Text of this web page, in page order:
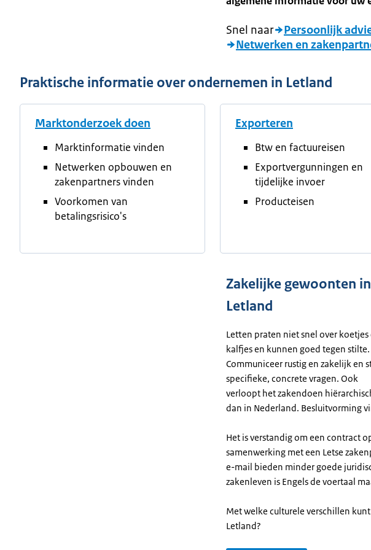
Snel naar
Persoonlijk
Netwerken en
Praktische informatie over ondernemen in Letland
Marktonderzoek doen
Marktinformatie vinden
Netwerken opbouwen en
zakenpartners vinden
Voorkomen van
betalingsrisico's
Exporteren
Btw en factuureisen
Exportvergunningen en
tijdelijke invoer
Producteisen
Zakelijke gewoonten in
Letland
Letten praten niet snel over koetjes
kalfjes en kunnen goed tegen stilte.
Communiceer rustig en zakelijk en
specifieke, concrete vragen. Ook
verloopt het zakendoen
dan in Nederland. Besluitvorming
Het is verstandig om een contract
samenwerking met een Letse
e-mail bieden minder goede
zakenleven is Engels de voertaal
Met welke culturele verschillen
Letland?